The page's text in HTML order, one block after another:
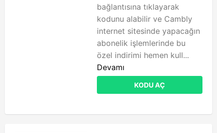
bağlantısına tıklayarak
kodunu alabilir ve Cambly
internet sitesinde yapacağın
abonelik işlemlerinde bu
özel indirimi hemen kull...
Devamı
KODU AÇ